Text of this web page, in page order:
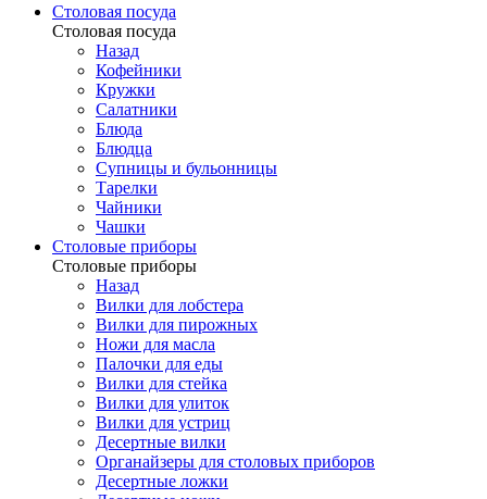
Столовая посуда
Столовая посуда
Назад
Кофейники
Кружки
Салатники
Блюда
Блюдца
Супницы и бульонницы
Тарелки
Чайники
Чашки
Cтоловые приборы
Cтоловые приборы
Назад
Вилки для лобстера
Вилки для пирожных
Ножи для масла
Палочки для еды
Вилки для стейка
Вилки для улиток
Вилки для устриц
Десертные вилки
Органайзеры для столовых приборов
Десертные ложки